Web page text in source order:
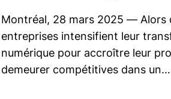
Montréal, 28 mars 2025 — Alors
entreprises intensifient leur
numérique pour accroître leur
demeurer compétitives dans un…